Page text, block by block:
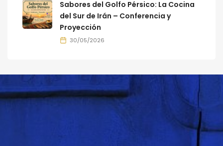
Sabores del Golfo Pérsico: La Cocina
del Sur de Irán – Conferencia y
Proyección
30/05/2026